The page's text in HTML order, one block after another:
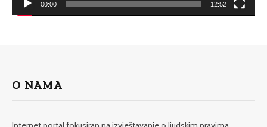
00:00 12:52
O NAMA